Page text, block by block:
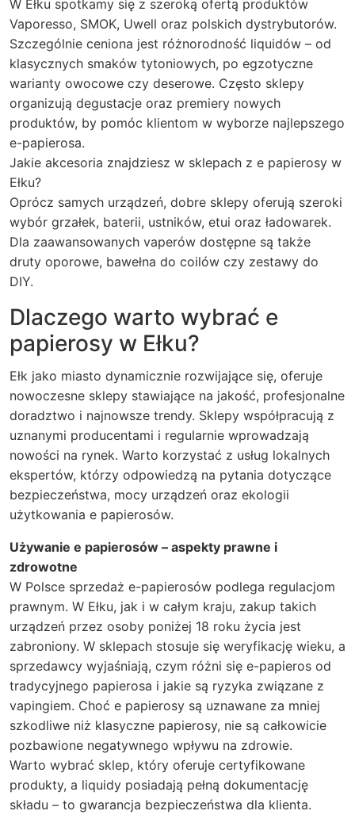
W Ełku spotkamy się z szeroką ofertą produktów
Vaporesso, SMOK, Uwell oraz polskich dystrybutorów.
Szczególnie ceniona jest różnorodność liquidów – od
klasycznych smaków tytoniowych, po egzotyczne
warianty owocowe czy deserowe. Często sklepy
organizują degustacje oraz premiery nowych
produktów, by pomóc klientom w wyborze najlepszego
e-papierosa.
Jakie akcesoria znajdziesz w sklepach z e papierosy w
Ełku?
Oprócz samych urządzeń, dobre sklepy oferują szeroki
wybór grzałek, baterii, ustników, etui oraz ładowarek.
Dla zaawansowanych vaperów dostępne są także
druty oporowe, bawełna do coilów czy zestawy do
DIY.
Dlaczego warto wybrać e
papierosy w Ełku?
Ełk jako miasto dynamicznie rozwijające się, oferuje
nowoczesne sklepy stawiające na jakość, profesjonalne
doradztwo i najnowsze trendy. Sklepy współpracują z
uznanymi producentami i regularnie wprowadzają
nowości na rynek. Warto korzystać z usług lokalnych
ekspertów, którzy odpowiedzą na pytania dotyczące
bezpieczeństwa, mocy urządzeń oraz ekologii
użytkowania e papierosów.
Używanie e papierosów – aspekty prawne i
zdrowotne
W Polsce sprzedaż e-papierosów podlega regulacjom
prawnym. W Ełku, jak i w całym kraju, zakup takich
urządzeń przez osoby poniżej 18 roku życia jest
zabroniony. W sklepach stosuje się weryfikację wieku, a
sprzedawcy wyjaśniają, czym różni się e-papieros od
tradycyjnego papierosa i jakie są ryzyka związane z
vapingiem. Choć e papierosy są uznawane za mniej
szkodliwe niż klasyczne papierosy, nie są całkowicie
pozbawione negatywnego wpływu na zdrowie.
Warto wybrać sklep, który oferuje certyfikowane
produkty, a liquidy posiadają pełną dokumentację
składu – to gwarancja bezpieczeństwa dla klienta.